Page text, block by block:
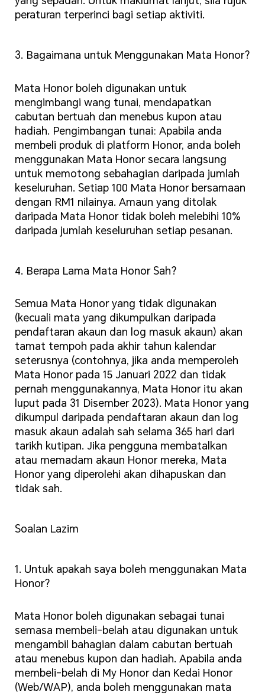
peraturan terperinci bagi setiap aktiviti.
3. Bagaimana untuk Menggunakan Mata Honor?
Mata Honor boleh digunakan untuk
mengimbangi wang tunai, mendapatkan
cabutan bertuah dan menebus kupon atau
hadiah. Pengimbangan tunai: Apabila anda
membeli produk di platform Honor, anda boleh
menggunakan Mata Honor secara langsung
untuk memotong sebahagian daripada jumlah
keseluruhan. Setiap 100 Mata Honor bersamaan
dengan RM1 nilainya. Amaun yang ditolak
daripada Mata Honor tidak boleh melebihi 10%
daripada jumlah keseluruhan setiap pesanan.
4. Berapa Lama Mata Honor Sah?
Semua Mata Honor yang tidak digunakan
(kecuali mata yang dikumpulkan daripada
pendaftaran akaun dan log masuk akaun) akan
tamat tempoh pada akhir tahun kalendar
seterusnya (contohnya, jika anda memperoleh
Mata Honor pada 15 Januari 2022 dan tidak
pernah menggunakannya, Mata Honor itu akan
luput pada 31 Disember 2023). Mata Honor yang
dikumpul daripada pendaftaran akaun dan log
masuk akaun adalah sah selama 365 hari dari
tarikh kutipan. Jika pengguna membatalkan
atau memadam akaun Honor mereka, Mata
Honor yang diperolehi akan dihapuskan dan
tidak sah.
Soalan Lazim
1. Untuk apakah saya boleh menggunakan Mata
Honor?
Mata Honor boleh digunakan sebagai tunai
semasa membeli-belah atau digunakan untuk
mengambil bahagian dalam cabutan bertuah
atau menebus kupon dan hadiah. Apabila anda
membeli-belah di My Honor dan Kedai Honor
(Web/WAP), anda boleh menggunakan mata